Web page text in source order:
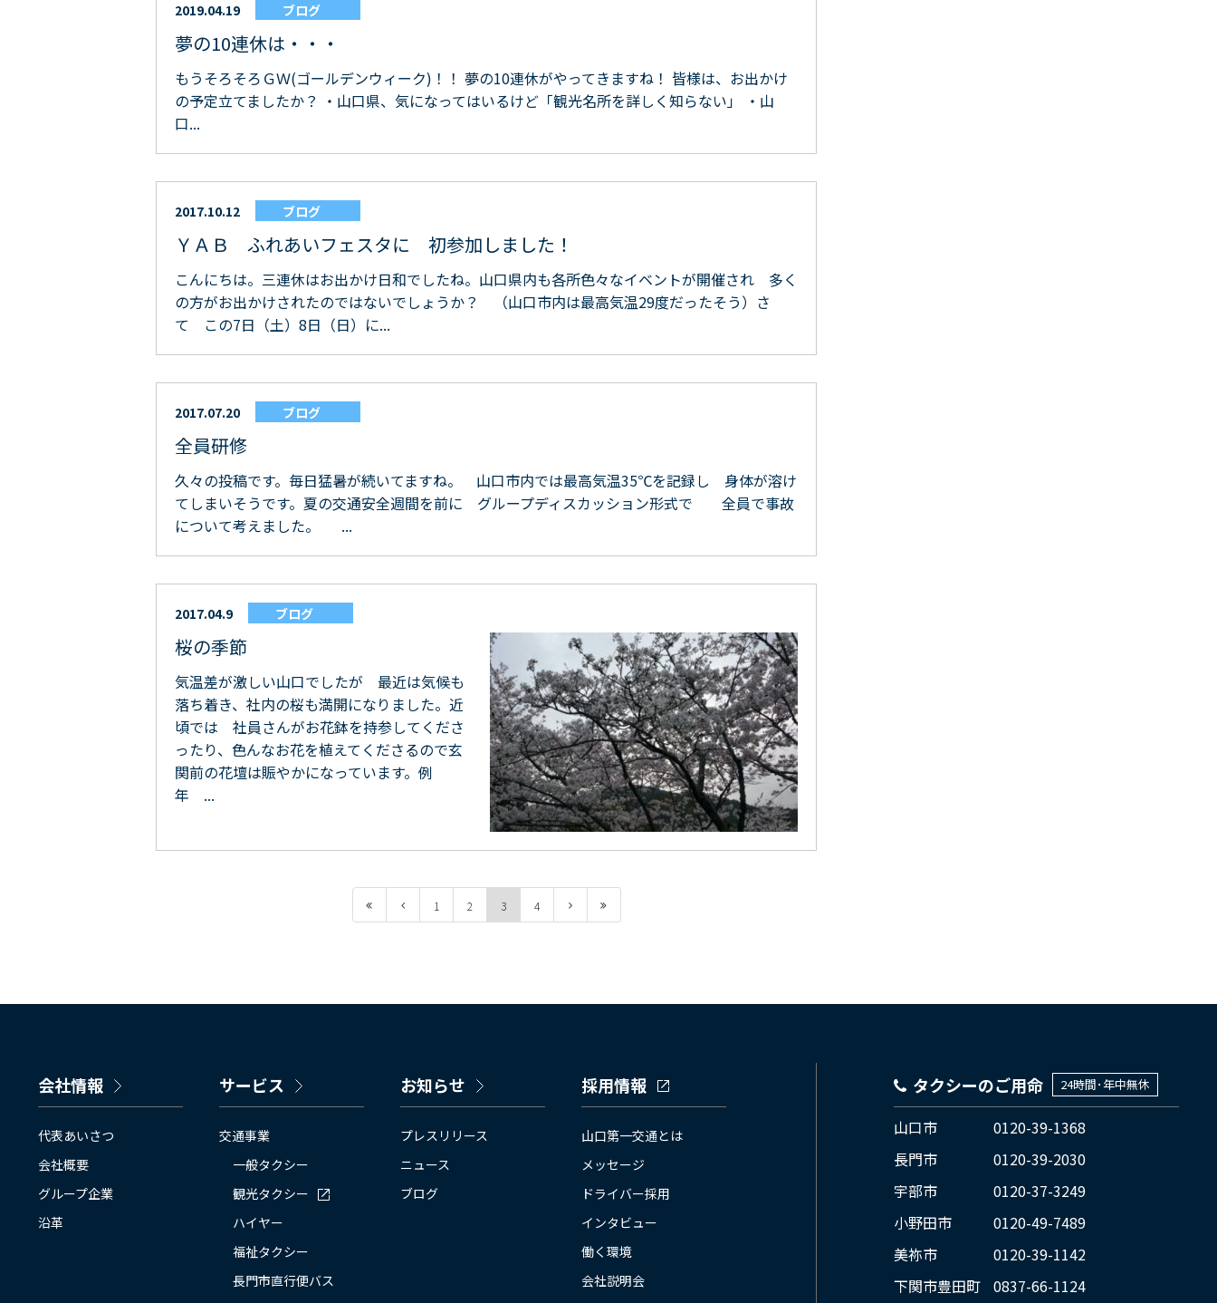
2019.04.19 ブログ
夢の10連休は・・・
もうそろそろＧＷ(ゴールデンウィーク)！！ 夢の10連休がやってきますね！ 皆様は、お出かけ
の予定立てましたか？ ・山口県、気になってはいるけど「観光名所を詳しく知らない」 ・山
口...
2017.10.12 ブログ
ＹＡＢ ふれあいフェスタに 初参加しました！
こんにちは。三連休はお出かけ日和でしたね。山口県内も各所色々なイベントが開催され 多く
の方がお出かけされたのではないでしょうか？ （山口市内は最高気温29度だったそう）さ
て この7日（土）8日（日）に...
2017.07.20 ブログ
全員研修
久々の投稿です。毎日猛暑が続いてますね。 山口市内では最高気温35℃を記録し 身体が溶け
てしまいそうです。夏の交通安全週間を前に グループディスカッション形式で 全員で事故
について考えました。 ...
2017.04.9 ブログ
桜の季節
気温差が激しい山口でしたが 最近は気候も
落ち着き、社内の桜も満開になりました。近
頃では 社員さんがお花鉢を持参してくださ
ったり、色んなお花を植えてくださるので玄
関前の花壇は賑やかになっています。例
年 ...
1 2 3 4
会社情報
代表あいさつ
会社概要
グループ企業
沿革
サービス
交通事業
一般タクシー
観光タクシー
ハイヤー
福祉タクシー
長門市直行便バス
お知らせ
プレスリリース
ニュース
ブログ
採用情報
山口第一交通とは
メッセージ
ドライバー採用
インタビュー
働く環境
会社説明会
タクシーのご用命 24時間･年中無休
山口市
0120-39-1368
長門市
0120-39-2030
宇部市
0120-37-3249
小野田市
0120-49-7489
美祢市
0120-39-1142
下関市豊田町 0837-66-1124